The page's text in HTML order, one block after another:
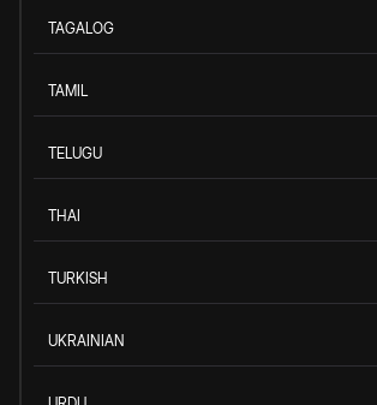
TAGALOG
TAMIL
TELUGU
THAI
TURKISH
UKRAINIAN